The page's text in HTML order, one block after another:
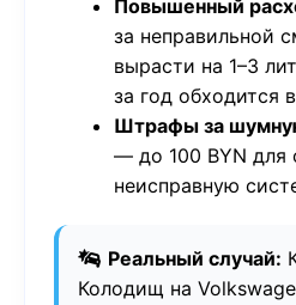
Повышенный
за неправильной
вырасти на 1–3
за год обходится
Штрафы за
— до 100 BYN для
неисправную
Реальный случай:
Колодищ на